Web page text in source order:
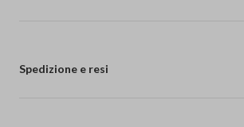
Spedizione e resi